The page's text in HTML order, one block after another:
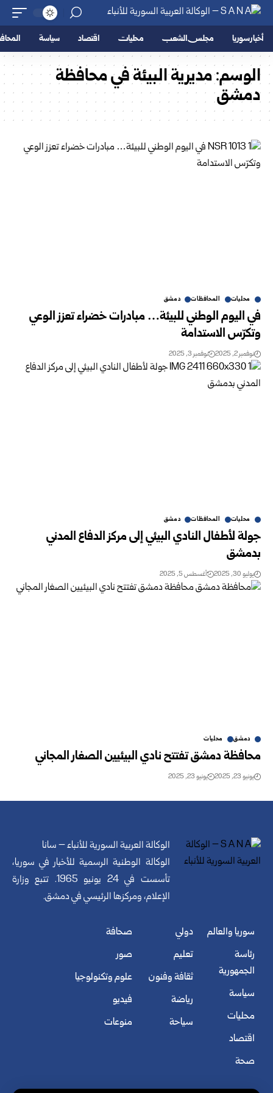
أخبار سوريا مجلس الشعب محليات اقتصاد سياسة
الوسم:مديرية البيئة في محافظة
دمشق
محليات المحافظات دمشق
في اليوم الوطني للبيئة… مبادرات خضراء تعزز الوعي
وتكرّس الاستدامة
نوفمبر 2, 2025 نوفمبر 3, 2025
محليات المحافظات دمشق
جولة لأطفال النادي البيئي إلى مركز الدفاع المدني
بدمشق
يوليو 30, 2025 أغسطس 5, 2025
دمشق محليات
محافظة دمشق تفتتح نادي البيئيين الصغار المجاني
يونيو 23, 2025 يونيو 23, 2025
الوكالة العربية السورية للأنباء – سانا
الوكالة الوطنية الرسمية للأخبار في سوريا،
تأسست في 24 يونيو 1965. تتبع وزارة
الإعلام، ومركزها الرئيسي في دمشق.
سوريا والعالم
رئاسة
الجمهورية
سياسة
محليات
اقتصاد
صحة
دولي
تعليم
ثقافة وفنون
رياضة
سياحة
صحافة
صور
علوم وتكنولوجيا
فيديو
منوعات